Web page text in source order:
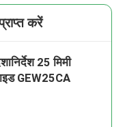
करें
25 मिमी
GEW25CA